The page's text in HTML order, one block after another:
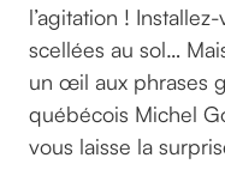
l’agitation !
scellées au sol…
un œil aux phrases
québécois Michel
vous laisse la